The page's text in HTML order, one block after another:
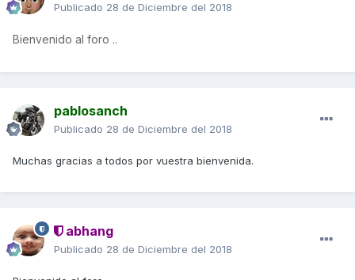
Publicado 28 de Diciembre del 2018
Bienvenido al foro ..
pablosanch
Publicado 28 de Diciembre del 2018
Muchas gracias a todos por vuestra bienvenida.
abhang
Publicado 28 de Diciembre del 2018